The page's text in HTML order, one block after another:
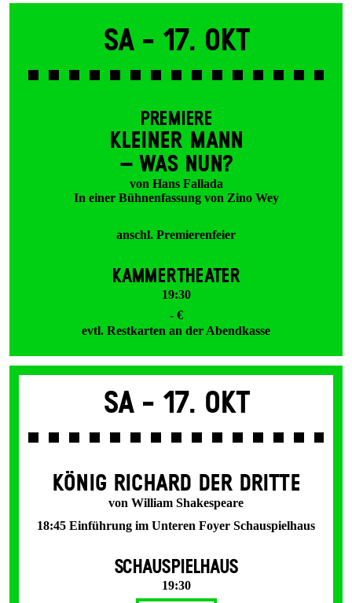
Sa - 17. Okt
PREMIERE
KLEINER MANN
– WAS NUN?
von Hans Fallada
In einer Bühnenfassung von Zino Wey
anschl. Premierenfeier
KAMMERTHEATER
19:30
- €
evtl. Restkarten an der Abendkasse
Sa - 17. Okt
KÖNIG RICHARD DER DRITTE
von William Shakespeare
18:45 Einführung im Unteren Foyer Schauspielhaus
SCHAUSPIELHAUS
19:30